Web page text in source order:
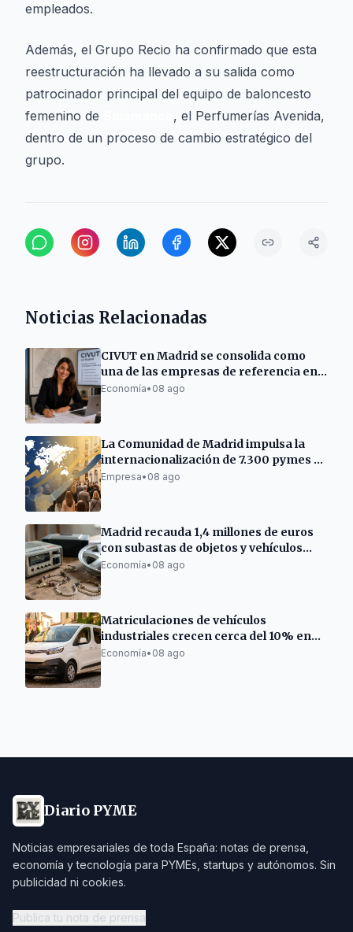
empleados.
Además, el Grupo Recio ha confirmado que esta
reestructuración ha llevado a su salida como
patrocinador principal del equipo de baloncesto
femenino de
, el Perfumerías Avenida,
dentro de un proceso de cambio estratégico del
grupo.
Noticias Relacionadas
CIVUT en Madrid se consolida como
una de las empresas de referencia en
la tramitación de licencias turísticas
Economía• 08 ago
La Comunidad de Madrid impulsa la
internacionalización de 7.300 pymes y
autónomos
Empresa• 08 ago
Madrid recauda 1,4 millones de euros
con subastas de objetos y vehículos
municipales
Economía• 08 ago
Matriculaciones de vehículos
industriales crecen cerca del 10% en
Cataluña
Economía• 08 ago
Diario PYME
Noticias empresariales de toda España: notas de prensa,
economía y tecnología para PYMEs, startups y autónomos. Sin
publicidad ni cookies.
Publica tu nota de prensa